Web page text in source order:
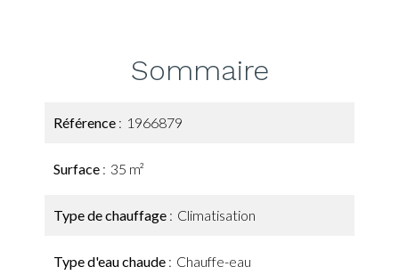
Sommaire
Référence 1966879
Surface 35 m²
Type de chauffage Climatisation
Type d'eau chaude Chauffe-eau